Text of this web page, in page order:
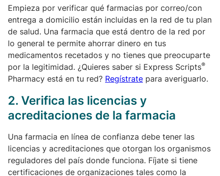
Empieza por verificar qué farmacias por correo/con
entrega a domicilio están incluidas en la red de tu plan
de salud. Una farmacia que está dentro de la red por
lo general te permite ahorrar dinero en tus
medicamentos recetados y no tienes que preocuparte
por la legitimidad. ¿Quieres saber si Express Scripts®
Pharmacy está en tu red? Regístrate para averiguarlo.
2. Verifica las licencias y
acreditaciones de la farmacia
Una farmacia en línea de confianza debe tener las
licencias y acreditaciones que otorgan los organismos
reguladores del país donde funciona. Fíjate si tiene
certificaciones de organizaciones tales como la